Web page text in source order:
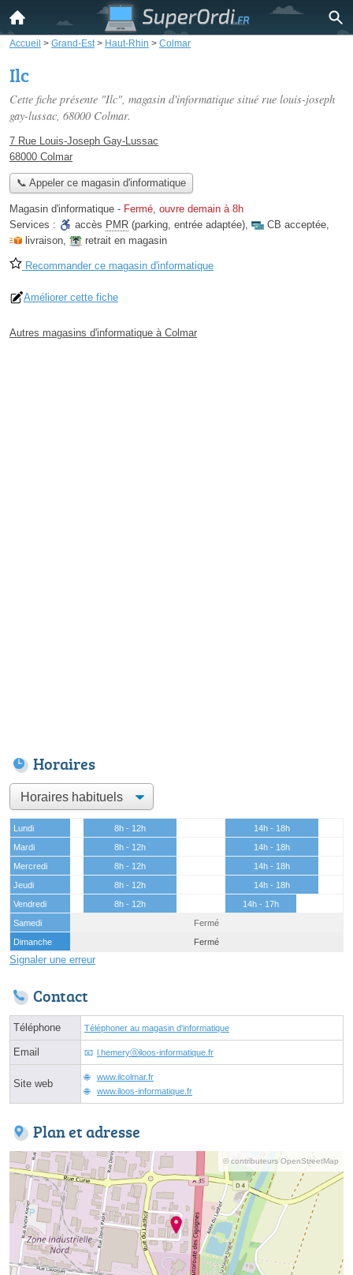
Accueil > Grand-Est > Haut-Rhin > Colmar
Ilc
Cette fiche présente "Ilc", magasin d'informatique situé rue louis-joseph
gay-lussac, 68000 Colmar.
7 Rue Louis-Joseph Gay-Lussac
68000 Colmar
📞 Appeler ce magasin d'informatique
Magasin d'informatique - Fermé, ouvre demain à 8h
Services :
accès PMR (parking, entrée adaptée), CB acceptée,
livraison, retrait en magasin
Recommander ce magasin d'informatique
Améliorer cette fiche
Autres magasins d'informatique à Colmar
Horaires
Lundi 8h - 12h
14h - 18h
Mardi
8h - 12h
14h - 18h
Mercredi
8h - 12h
14h - 18h
Jeudi
8h - 12h
14h - 18h
Vendredi
8h - 12h
14h - 17h
Samedi
Fermé
Dimanche
Fermé
Signaler une erreur
Contact
Téléphone Téléphoner au magasin d'informatique
Email l.hemeryⓐiloos-informatique.fr
Site web
www.ilcolmar.fr
www.iloos-informatique.fr
Plan et adresse
© contributeurs OpenStreetMap